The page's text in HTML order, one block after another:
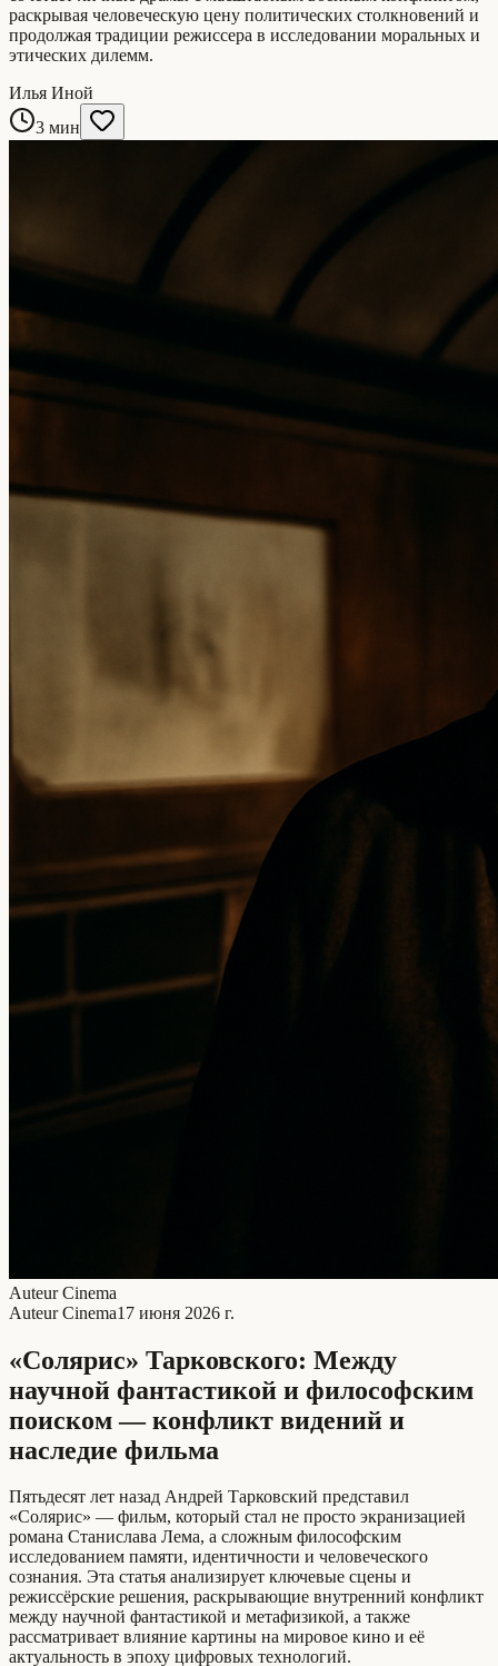
раскрывая человеческую цену политических столкновений и
продолжая традиции режиссера в исследовании моральных и
этических дилемм.
Илья Иной
3 мин
Auteur Cinema
Auteur Cinema17 июня 2026 г.
«Солярис» Тарковского: Между
научной фантастикой и философским
поиском — конфликт видений и
наследие фильма
Пятьдесят лет назад Андрей Тарковский представил
«Солярис» — фильм, который стал не просто экранизацией
романа Станислава Лема, а сложным философским
исследованием памяти, идентичности и человеческого
сознания. Эта статья анализирует ключевые сцены и
режиссёрские решения, раскрывающие внутренний конфликт
между научной фантастикой и метафизикой, а также
рассматривает влияние картины на мировое кино и её
актуальность в эпоху цифровых технологий.